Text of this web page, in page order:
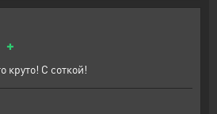
+
круто! С соткой!